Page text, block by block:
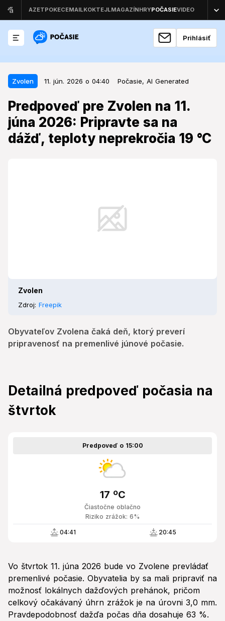
Prihlásiť
Zvolen 11. jún. 2026 o 04:40 Počasie, AI Generated
Predpoveď pre Zvolen na 11.
júna 2026: Pripravte sa na
dážď, teploty neprekročia 19 °C
Zvolen
Zdroj: Freepik
Obyvateľov Zvolena čaká deň, ktorý preverí
pripravenosť na premenlivé júnové počasie.
Zvolen 11. jún. 2026 o 04:40
Predpoveď pre Zvolen na 11. júna
2026: Pripravte sa na dážď,
teploty neprekročia 19 °C
Detailná predpoveď počasia na
štvrtok
Predpoveď o 15:00
Čiastočne oblačno
17 ºC
Riziko zrážok: 6%
04:41 20:45
Vo štvrtok 11. júna 2026 bude vo Zvolene prevládať
premenlivé počasie. Obyvatelia by sa mali pripraviť na
možnosť lokálnych dažďových prehánok, pričom
celkový očakávaný úhrn zrážok je na úrovni 3,0 mm.
Pravdepodobnosť dažďa počas dňa dosahuje 63 %.